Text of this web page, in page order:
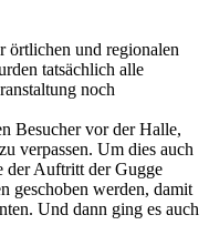
örtlichen und regionalen
tatsächlich alle
noch
Besucher vor der Halle,
verpassen. Um dies auch
der Auftritt der Gugge
geschoben werden, damit
Und dann ging es auch